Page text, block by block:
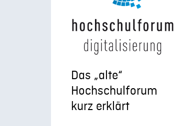
Das „alte“
Hochschulforum
kurz erklärt